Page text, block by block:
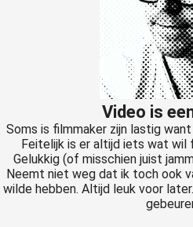
Video is
Soms is filmmaker zijn lastig
Feitelijk is er altijd iets wat wil
Gelukkig (of misschien juist
Neemt niet weg dat ik toch ook
wilde hebben. Altijd leuk voor